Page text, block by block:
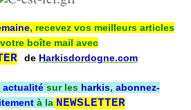
, recevez vos meilleurs articles
boîte mail avec
de Harkisdordogne.com
actualité sur les harkis, abonnez-
à la NEWSLETTER